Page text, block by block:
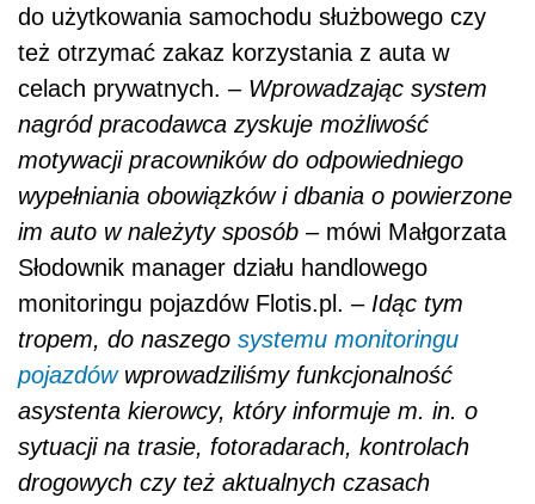
do użytkowania samochodu służbowego czy
też otrzymać zakaz korzystania z auta w
celach prywatnych. – Wprowadzając system
nagród pracodawca zyskuje możliwość
motywacji pracowników do odpowiedniego
wypełniania obowiązków i dbania o powierzone
im auto w należyty sposób – mówi Małgorzata
Słodownik manager działu handlowego
monitoringu pojazdów Flotis.pl. – Idąc tym
tropem, do naszego systemu monitoringu
pojazdów wprowadziliśmy funkcjonalność
asystenta kierowcy, który informuje m. in. o
sytuacji na trasie, fotoradarach, kontrolach
drogowych czy też aktualnych czasach